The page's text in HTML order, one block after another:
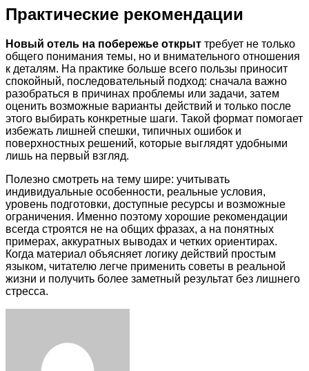
Практические рекомендации
Новый отель на побережье открыт требует не только
общего понимания темы, но и внимательного отношения
к деталям. На практике больше всего пользы приносит
спокойный, последовательный подход: сначала важно
разобраться в причинах проблемы или задачи, затем
оценить возможные варианты действий и только после
этого выбирать конкретные шаги. Такой формат помогает
избежать лишней спешки, типичных ошибок и
поверхностных решений, которые выглядят удобными
лишь на первый взгляд.
Полезно смотреть на тему шире: учитывать
индивидуальные особенности, реальные условия,
уровень подготовки, доступные ресурсы и возможные
ограничения. Именно поэтому хорошие рекомендации
всегда строятся не на общих фразах, а на понятных
примерах, аккуратных выводах и четких ориентирах.
Когда материал объясняет логику действий простым
языком, читателю легче применить советы в реальной
жизни и получить более заметный результат без лишнего
стресса.